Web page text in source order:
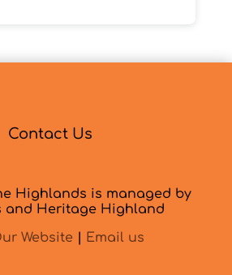
Contact Us
Highlands is managed by
and Heritage Highland
Website
Email us